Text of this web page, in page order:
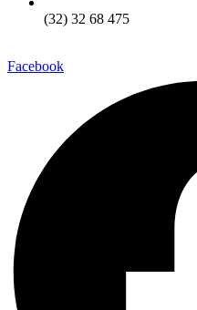
(32) 32 68 475
Facebook